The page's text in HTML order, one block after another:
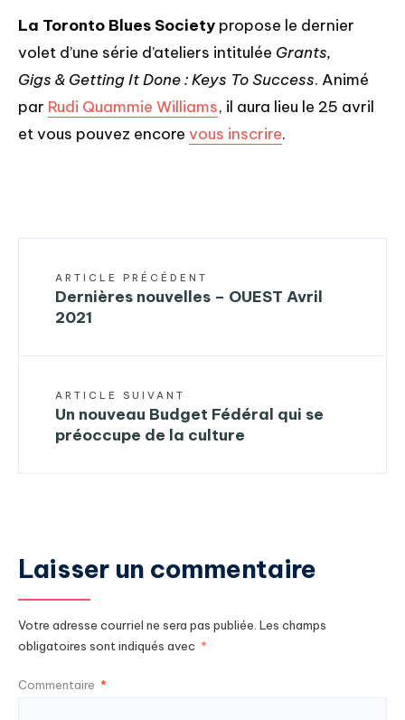
La Toronto Blues Society propose le dernier
volet d’une série d’ateliers intitulée Grants,
Gigs & Getting It Done :Keys To Success. Animé
par Rudi Quammie Williams, il aura lieu le 25 avril
et vous pouvez encore vous inscrire.
ARTICLE PRÉCÉDENT
Dernières nouvelles – OUEST Avril
2021
ARTICLE SUIVANT
Un nouveau Budget Fédéral qui se
préoccupe de la culture
Laisser un commentaire
Votre adresse courriel ne sera pas publiée. Les champs
obligatoires sont indiqués avec *
Commentaire *